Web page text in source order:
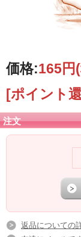
価格:165円
[ポイント
注文
返品についての